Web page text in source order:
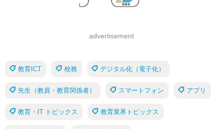
advertisement
教育ICT 校務 デジタル化（電子化）
先生（教員・教育関係者） スマートフォン アプリ
教育・IT トピックス 教育業界トピックス